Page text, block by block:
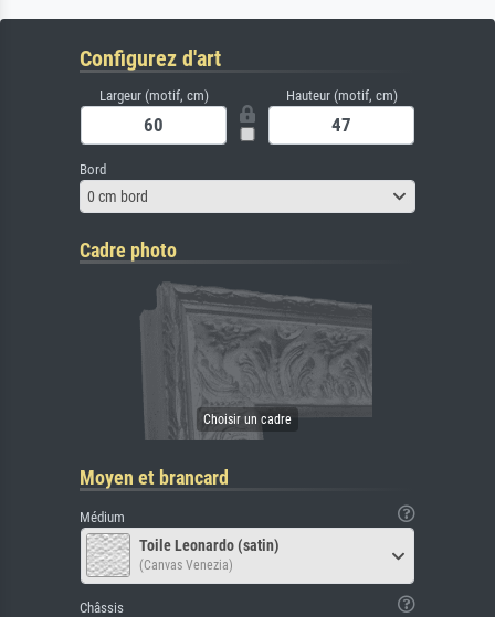
Configurez d'art
Largeur (motif, cm) Hauteur (motif, cm)
Bord
0 cm bord
Cadre photo
Moyen et brancard
Médium
Toile Leonardo (satin)
(Canvas Venezia)
Châssis